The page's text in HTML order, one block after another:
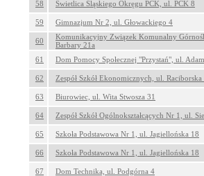
58 Świetlica Śląskiego Okręgu PCK, ul. PCK 8
59 Gimnazjum Nr 2, ul. Głowackiego 4
60
Komunikacyjny Związek Komunalny
Barbary 21a
61
Dom Pomocy Społecznej "Przystań", ul.
62 Zespół Szkół Ekonomicznych, ul. Raciborska
63 Biurowiec, ul. Wita Stwosza 31
64 Zespół Szkół Ogólnokształcących Nr 1, ul.
65 Szkoła Podstawowa Nr 1, ul. Jagiellońska 18
66 Szkoła Podstawowa Nr 1, ul. Jagiellońska 18
67 Dom Technika, ul. Podgórna 4